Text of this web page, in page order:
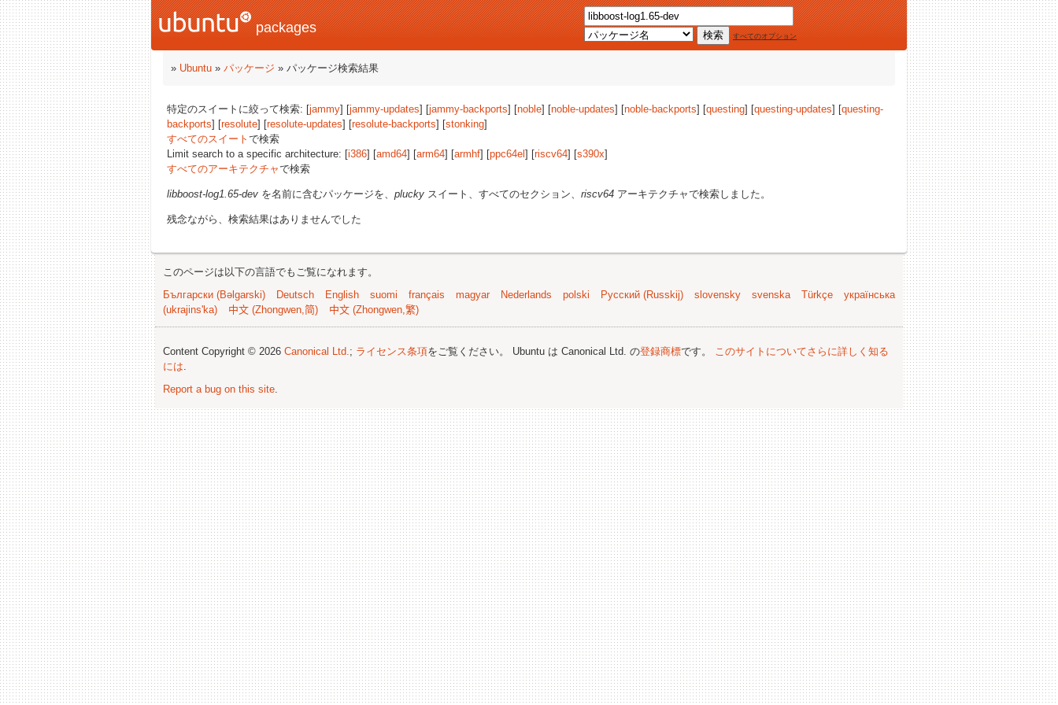
packages
すべてのオプション
» Ubuntu » パッケージ » パッケージ検索結果
特定のスイートに絞って検索: [jammy] [jammy-updates] [jammy-backports] [noble] [noble-updates] [noble-backports] [questing] [questing-updates] [questing-
backports] [resolute] [resolute-updates] [resolute-backports] [stonking]
すべてのスイート で検索
Limit search to a specific architecture: [i386] [amd64] [arm64] [armhf] [ppc64el ] [riscv64] [s390x]
すべてのアーキテクチャで検索
libboost-log1.65-dev を名前に含むパッケージを、 plucky スイート、すべてのセクション、 riscv64 アーキテクチャで検索しました。
残念ながら、検索結果はありませんでした
このページは以下の言語でもご覧になれます。
Български (Bəlgarski)
Deutsch English suomi français magyar Nederlands polski Русский (Russkij) slovensky svenska Türkçe
українська
(ukrajins'ka)
中文 (Zhongwen,简) 中文 (Zhongwen,繁)
Content Copyright © 2026 Canonical Ltd.; ライセンス条項をご覧ください。 Ubuntu は Canonical Ltd. の登録商標です。 このサイトについてさらに詳しく知る
には.
Report a bug on this site.